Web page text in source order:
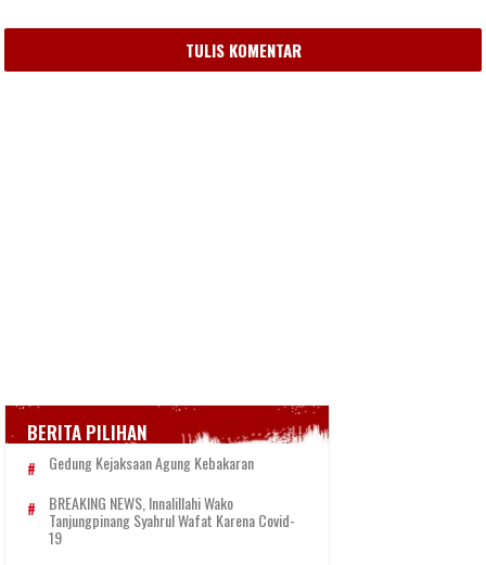
TULIS KOMENTAR
BERITA PILIHAN
Gedung Kejaksaan Agung Kebakaran
BREAKING NEWS, Innalillahi Wako
Tanjungpinang Syahrul Wafat Karena Covid-
19